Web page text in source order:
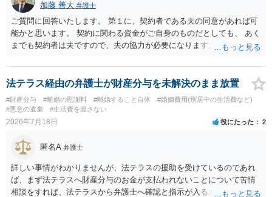
加藤 善大 弁護士
ご質問に回答いたします。 第１に、契約者である夫の同意があれば可
能かと思います。 契約に関わる資金がご自身のものだとしても、 あく
までも契約者は夫ですので、夫の協力が必要になります。 第２に、仮
の契約者を変更することがあり得ます。 （ただ、こちらも、夫の同意
が前提となりますので、本質的には第１と同様です。） 夫の同意なく
名義変更することは困難かと思いますが、具体的事情にもよりますの
で、可能であれば、ご依頼になるかは別にして、お近くの弁護士に直
接相談されて、今後の対応についてアドバイスを求めることをおすす
法テラス経由の弁護士が財産分与を未解決のまま放置
#財産分与 #離婚の慰謝料 #離婚すること自体
#婚姻費用(別居中の生活費など)
#悪意の遺棄
#生活費を渡さない
2026年7月18日 役にたった 2
匿名A 弁護士
詳しい事情がわかりませんが、法テラスの援助を受けているのであれ
ば、まず法テラスへ財産分与のお金が支払われないことについて苦情
相談をすれば、法テラスから弁護士へ確認と指示が入ると思います。